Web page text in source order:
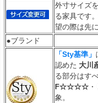
外寸サイズ
る家具です
望の際は先
●ブランド
「Sty基準」
認めた 大川
る部分はす
F☆☆☆☆ ・
象。